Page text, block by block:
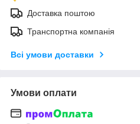
Доставка поштою
Транспортна компанія
Всі умови доставки
Умови оплати